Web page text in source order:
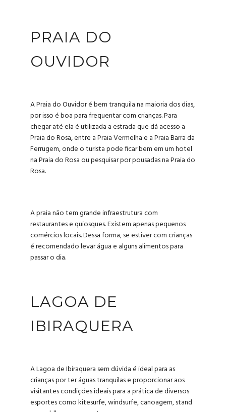
PRAIA DO
OUVIDOR
A Praia do Ouvidor é bem tranquila na maioria dos dias,
por isso é boa para frequentar com crianças. Para
chegar até ela é utilizada a estrada que dá acesso a
Praia do Rosa, entre a Praia Vermelha e a Praia Barra da
Ferrugem, onde o turista pode ficar bem em umhotel
na Praia do Rosa ou pesquisar por pousadas na Praia do
Rosa.
A praia não tem grande infraestrutura com
restaurantes e quiosques. Existem apenas pequenos
comércios locais. Dessa forma, se estiver com crianças
é recomendado levar água e alguns alimentos para
passar o dia.
LAGOA DE
IBIRAQUERA
A Lagoa de Ibiraquera sem dúvida é ideal para as
crianças por ter águas tranquilas e proporcionar aos
visitantes condições ideais para a prática de diversos
esportes como kitesurfe, windsurfe, canoagem, stand